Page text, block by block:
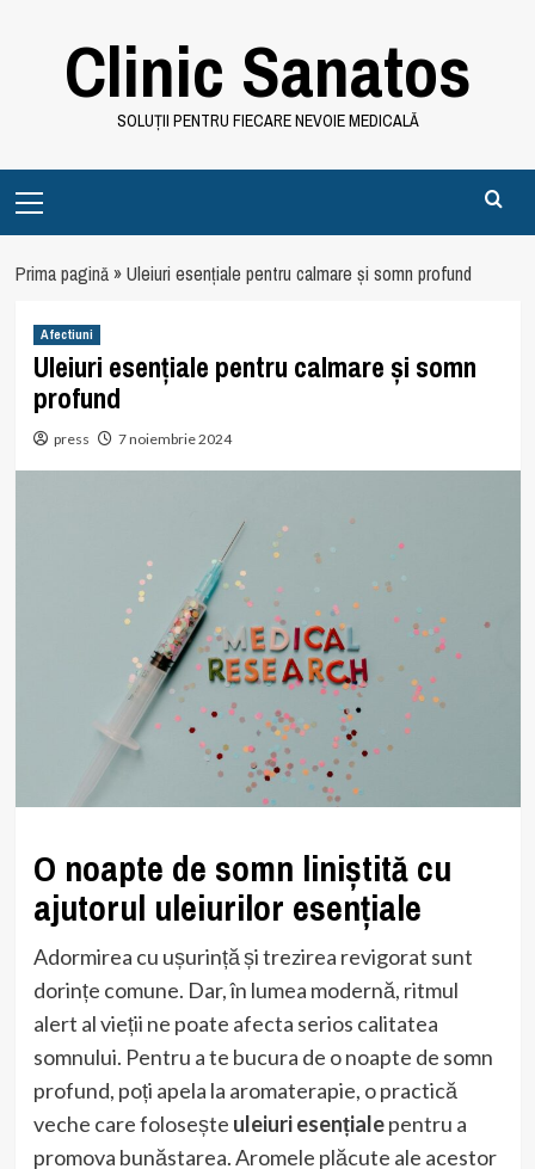
Clinic Sanatos
SOLUȚII PENTRU FIECARE NEVOIE MEDICALĂ
Menu
Prima pagină»Uleiuri esențiale pentru calmare și somn profund
Afectiuni
Uleiuri esențiale pentru calmare și somn
profund
press 7 noiembrie 2024
O noapte de somn liniștită cu
ajutorul uleiurilor esențiale
Adormirea cu ușurință și trezirea revigorat sunt
dorințe comune. Dar, în lumea modernă, ritmul
alert al vieții ne poate afecta serios calitatea
somnului. Pentru a te bucura de o noapte de somn
profund, poți apela la aromaterapie, o practică
veche care folosește uleiuri esențialepentru a
promova bunăstarea. Aromele plăcute ale acestor